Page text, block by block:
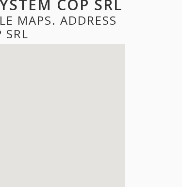
COP SRL
MAPS. ADDRESS
SRL